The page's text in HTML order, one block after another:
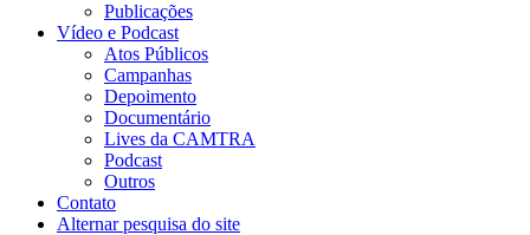
Publicações
Vídeo e Podcast
Atos Públicos
Campanhas
Depoimento
Documentário
Lives da CAMTRA
Podcast
Outros
Contato
Alternar pesquisa do site